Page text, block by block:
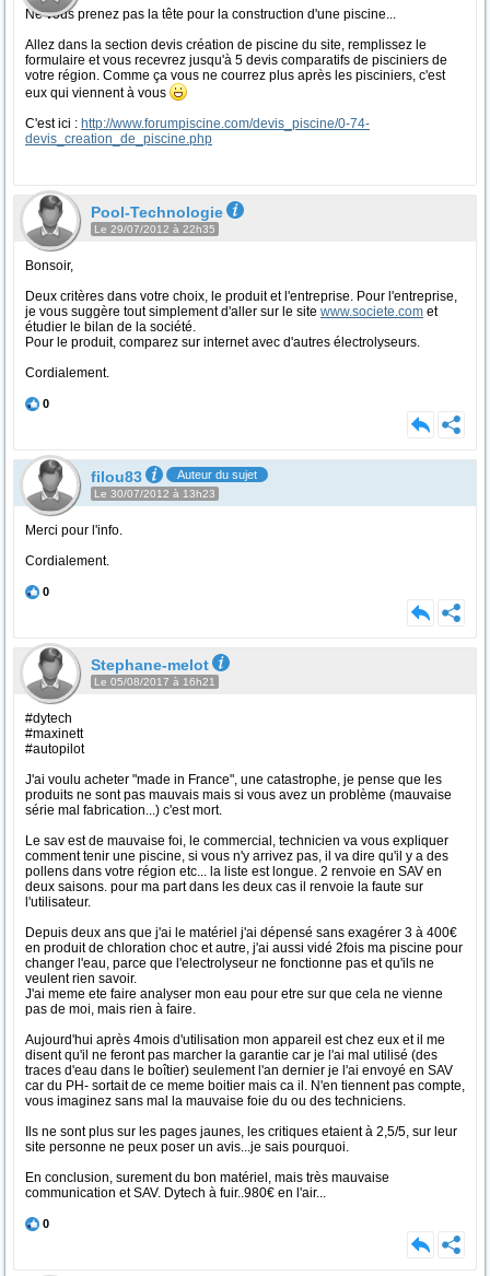
Ne vous prenez pas la tête pour la construction d'une piscine...
Allez dans la section devis création de piscine du site, remplissez le
formulaire et vous recevrez jusqu'à 5 devis comparatifs de pisciniers de
votre région. Comme ça vous ne courrez plus après les pisciniers, c'est
eux qui viennent à vous
C'est ici : http://www.forumpiscine.com/devis_piscine/0-74-
devis_creation_de_piscine.php
Pool-Technologie
Le 29/07/2012 à 22h35
Bonsoir,
Deux critères dans votre choix, le produit et l'entreprise. Pour l'entreprise,
je vous suggère tout simplement d'aller sur le site www.societe.com et
étudier le bilan de la société.
Pour le produit, comparez sur internet avec d'autres électrolyseurs.
Cordialement.
0
filou83 Auteur du sujet
Le 30/07/2012 à 13h23
Merci pour l'info.
Cordialement.
0
Stephane-melot
Le 05/08/2017 à 16h21
#dytech
#maxinett
#autopilot
J'ai voulu acheter "made in France", une catastrophe, je pense que les
produits ne sont pas mauvais mais si vous avez un problème (mauvaise
série mal fabrication...) c'est mort.
Le sav est de mauvaise foi, le commercial, technicien va vous expliquer
comment tenir une piscine, si vous n'y arrivez pas, il va dire qu'il y a des
pollens dans votre région etc... la liste est longue. 2 renvoie en SAV en
deux saisons. pour ma part dans les deux cas il renvoie la faute sur
l'utilisateur.
Depuis deux ans que j'ai le matériel j'ai dépensé sans exagérer 3 à 400€
en produit de chloration choc et autre, j'ai aussi vidé 2fois ma piscine pour
changer l'eau, parce que l'electrolyseur ne fonctionne pas et qu'ils ne
veulent rien savoir.
J'ai meme ete faire analyser mon eau pour etre sur que cela ne vienne
pas de moi, mais rien à faire.
Aujourd'hui après 4mois d'utilisation mon appareil est chez eux et il me
disent qu'il ne feront pas marcher la garantie car je l'ai mal utilisé (des
traces d'eau dans le boîtier) seulement l'an dernier je l'ai envoyé en SAV
car du PH- sortait de ce meme boitier mais ca il. N'en tiennent pas compte,
vous imaginez sans mal la mauvaise foie du ou des techniciens.
Ils ne sont plus sur les pages jaunes, les critiques etaient à 2,5/5, sur leur
site personne ne peux poser un avis...je sais pourquoi.
En conclusion, surement du bon matériel, mais très mauvaise
communication et SAV. Dytech à fuir..980€ en l'air...
0